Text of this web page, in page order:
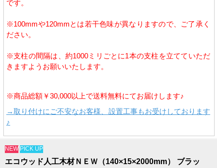
です。
※100mmや120mmとは若干色味が異なりますので、ご了承く
ださい。
※支柱の間隔は、約1000ミリごとに1本の支柱を立てていただ
きますようお願いいたします。
※商品総額￥30,000以上で送料無料にてお届けします♪
→取り付けにご不安なお客様、設置工事もお受けしております
♪
NEW PICK UP
エコウッド人工木材ＮＥＷ（140×15×2000mm） ブラッ